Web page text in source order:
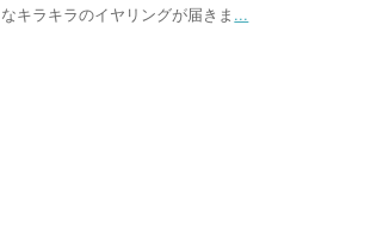
なキラキラのイヤリングが届きま ...